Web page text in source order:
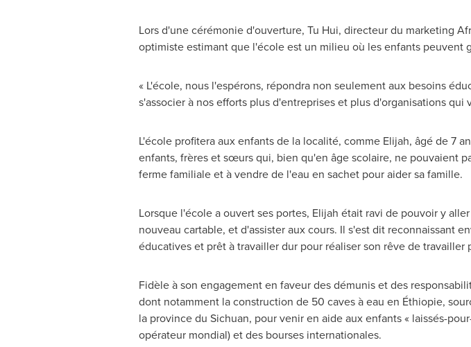
Lors d'une cérémonie d'ouverture, Tu Hui, directeur du marketing
optimiste estimant que l'école est un milieu où les enfants peuvent
« L'école, nous l'espérons, répondra non seulement aux besoins
s'associer à nos efforts plus d'entreprises et plus d'organisations
L'école profitera aux enfants de la localité, comme Elijah, âgé de 7
enfants, frères et sœurs qui, bien qu'en âge scolaire, ne pouvaient
ferme familiale et à vendre de l'eau en sachet pour aider sa famille.
Lorsque l'école a ouvert ses portes, Elijah était ravi de pouvoir y
nouveau cartable, et d'assister aux cours. Il s'est dit reconnaissant
éducatives et prêt à travailler dur pour réaliser son rêve de travailler
Fidèle à son engagement en faveur des démunis et des
dont notamment la construction de 50 caves à eau en Éthiopie,
la province du Sichuan, pour venir en aide aux enfants « laissés-
opérateur mondial) et des bourses internationales.